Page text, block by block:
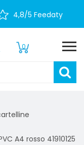
4,8/5 Feedaty
0
A4 rosso 41910125